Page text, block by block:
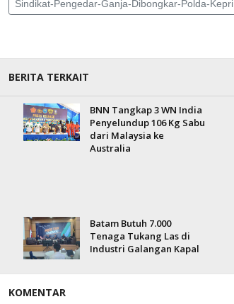
Sindikat-Pengedar-Ganja-Dibongkar-Polda-Kepri
BERITA TERKAIT
BNN Tangkap 3 WN India
Penyelundup 106 Kg Sabu
dari Malaysia ke
Australia
Batam Butuh 7.000
Tenaga Tukang Las di
Industri Galangan Kapal
KOMENTAR